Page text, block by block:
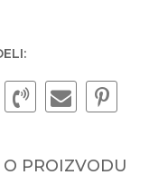
O PROIZVODU